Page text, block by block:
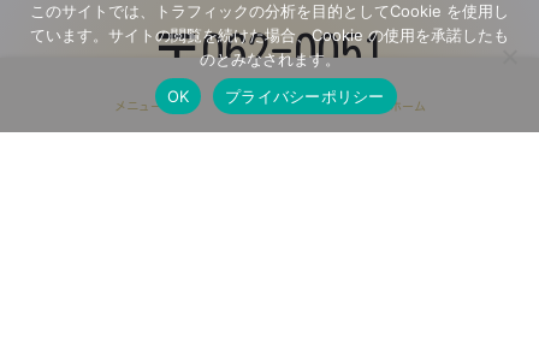
〒062-0051
北海道札幌市豊平区月寒
メニュー ホーム
このサイトでは、トラフィックの分析を目的としてCookie を使用し
ています。サイトの閲覧を続けた場合、Cookie の使用を承諾したも
のとみなされます。
OK
プライバシーポリシー